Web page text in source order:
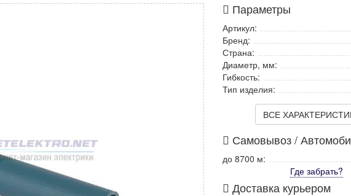
Параметры
Артикул:
Бренд:
Страна:
Диаметр, мм:
Гибкость:
Тип изделия:
ВСЕ
Самовывоз /
до 8700 м:
Где забрать?
Доставка курьером